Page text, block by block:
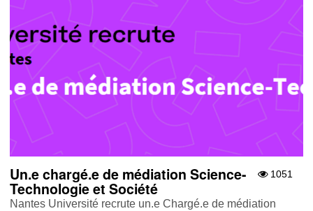
1051
Un.e chargé.e de médiation Science-
Technologie et Société
Nantes Université recrute un.e Chargé.e de médiation